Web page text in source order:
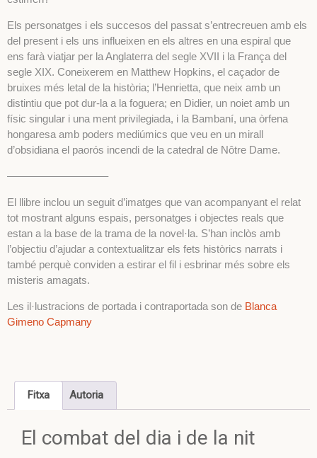
Els personatges i els succesos del passat s’entrecreuen amb els
del present i els uns influeixen en els altres en una espiral que
ens farà viatjar per la Anglaterra del segle XVII i la França del
segle XIX. Coneixerem en Matthew Hopkins, el caçador de
bruixes més letal de la història; l’Henrietta, que neix amb un
distintiu que pot dur-la a la foguera; en Didier, un noiet amb un
físic singular i una ment privilegiada, i la Bambaní, una òrfena
hongaresa amb poders mediúmics que veu en un mirall
d’obsidiana el paorós incendi de la catedral de Nôtre Dame.
—————————–
El llibre inclou un seguit d’imatges que van acompanyant el relat
tot mostrant alguns espais, personatges i objectes reals que
estan a la base de la trama de la novel·la. S’han inclòs amb
l’objectiu d’ajudar a contextualitzar els fets històrics narrats i
també perquè conviden a estirar el fil i esbrinar més sobre els
misteris amagats.
Les il·lustracions de portada i contraportada son de Blanca
Gimeno Capmany
Fitxa Autoria
El combat del dia i de la nit